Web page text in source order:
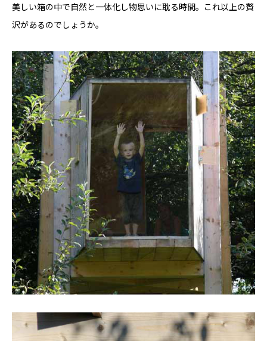
美しい箱の中で自然と一体化し物思いに耽る時間。これ以上の贅
沢があるのでしょうか。